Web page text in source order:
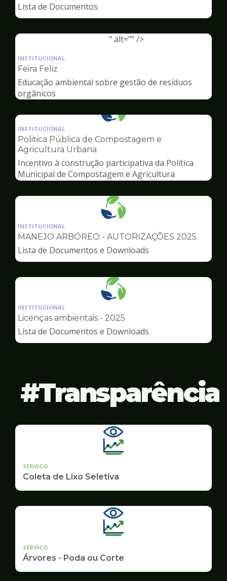
Lista de Documentos
" alt="" />
Ilustração
Meio
Ambiente
INSTITUCIONAL
Feira Feliz
Educação ambiental sobre gestão de resíduos
orgânicos
Ilustração
pagina
Meio
Ambiente
INSTITUCIONAL
Politica Pública de Compostagem e
Agricultura Urbana
Incentivo à construção participativa da Política
Municipal de Compostagem e Agricultura
Ilustração
pagina
Meio
INSTITUCIONAL
MANEJO ARBÓREO - AUTORIZAÇÕES 2025
Lista de Documentos e Downloads
Ilustração
pagina
Meio
INSTITUCIONAL
Licenças ambientais - 2025
Lista de Documentos e Downloads
Transparência
SERVICO
Coleta de Lixo Seletiva
SERVICO
Árvores - Poda ou Corte